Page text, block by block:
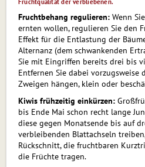
Fruchtbehang regulieren: Wenn
ernten wollen, regulieren Sie den
Effekt für die Entlastung der
Alternanz (dem schwankenden
Sie mit Eingriffen bereits drei bis
Entfernen Sie dabei vorzugsweise
Zweigen hängen, klein oder
Kiwis frühzeitig einkürzen:
bis Ende Mai schon recht lange
diese gegen Monatsende bis auf
verbleibenden Blattachseln
Rückschnitt, die frucht­ba­ren
die Früchte tragen.